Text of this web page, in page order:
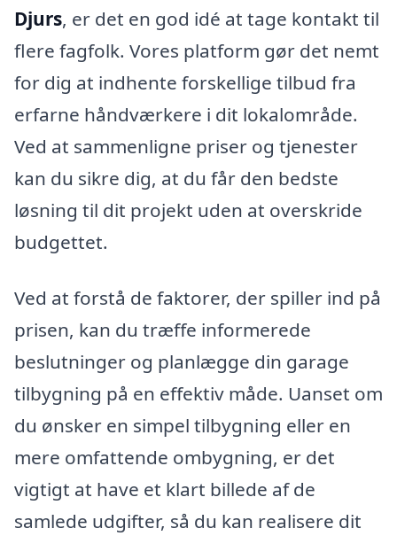
Djurs, er det en god idé at tage kontakt til
flere fagfolk. Vores platform gør det nemt
for dig at indhente forskellige tilbud fra
erfarne håndværkere i dit lokalområde.
Ved at sammenligne priser og tjenester
kan du sikre dig, at du får den bedste
løsning til dit projekt uden at overskride
budgettet.
Ved at forstå de faktorer, der spiller ind på
prisen, kan du træffe informerede
beslutninger og planlægge din garage
tilbygning på en effektiv måde. Uanset om
du ønsker en simpel tilbygning eller en
mere omfattende ombygning, er det
vigtigt at have et klart billede af de
samlede udgifter, så du kan realisere dit